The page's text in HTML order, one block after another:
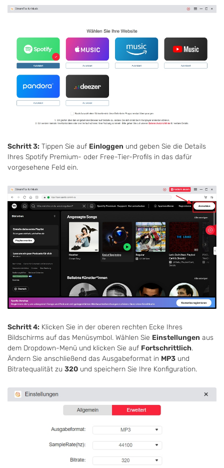
Schritt 3: Tippen Sie auf Einloggen und geben Sie die Details
Ihres Spotify Premium- oder Free-Tier-Profils in das dafür
vorgesehene Feld ein.
Schritt 4: Klicken Sie in der oberen rechten Ecke Ihres
Bildschirms auf das Menüsymbol. Wählen Sie Einstellungen aus
dem Dropdown-Menü und klicken Sie auf Fortschrittlich.
Ändern Sie anschließend das Ausgabeformat in MP3 und
Bitratequalität zu 320 und speichern Sie Ihre Konfiguration.